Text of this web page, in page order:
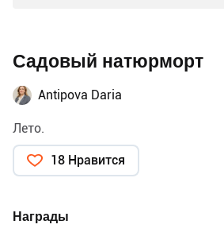
Садовый натюрморт
Antipova Daria
Лето.
18 Нравится
Награды